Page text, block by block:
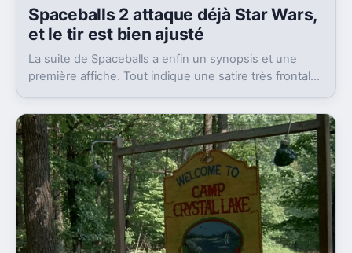
Spaceballs 2 attaque déjà Star Wars,
et le tir est bien ajusté
La suite de Spaceballs a enfin un synopsis et une
première affiche. Tout indique une satire très frontale